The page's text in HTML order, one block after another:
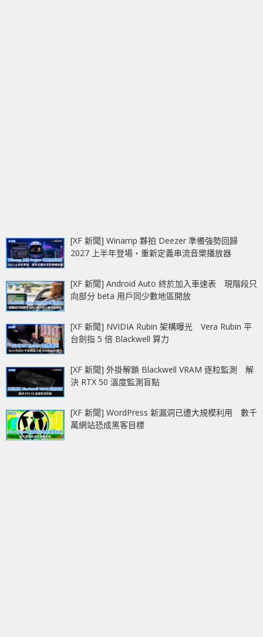
[XF 新聞] Winamp 夥拍 Deezer 準備強勢回歸
2027 上半年登場‧重新定義串流音樂播放器
[XF 新聞] Android Auto 終於加入車速表 現階段只
向部分 beta 用戶同少數地區開放
[XF 新聞] NVIDIA Rubin 架構曝光 Vera Rubin 平
台劍指 5 倍 Blackwell 算力
[XF 新聞] 外掛解鎖 Blackwell VRAM 逐粒監測 解
決 RTX 50 溫度監測盲點
[XF 新聞] WordPress 新漏洞已遭大規模利用 數千
萬網站恐成黑客目標